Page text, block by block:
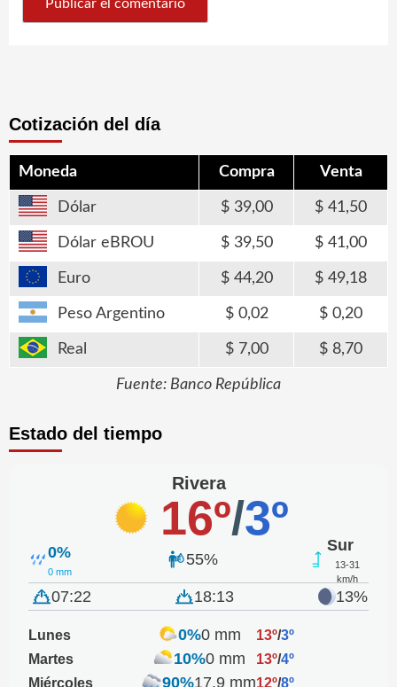
Cotización del día
Moneda Compra Venta
Dólar 39,00 41,50
Dólar eBROU 39,50 41,00
Euro 44,20 49,18
Peso Argentino 0,02 0,20
Real 7,00 8,70
Fuente: Banco República
Estado del tiempo
Rivera
16º/3º
0%
0 mm
55%
Sur
13-31
km/h
07:22 18:13 13%
Lunes 0%0 mm 13º/3º
Martes
10%0 mm 13º/4º
Miércoles
90%17.9 mm12º/8º